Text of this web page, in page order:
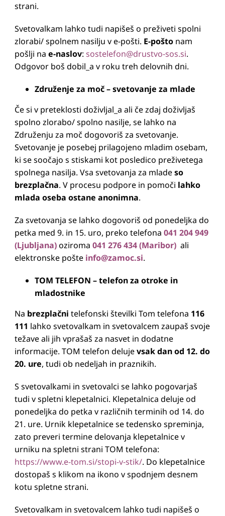
strani.
Svetovalkam lahko tudi napišeš o preživeti spolni
zlorabi/ spolnem nasilju v e-pošti. E-pošto nam
pošlji nae-naslov:sostelefon@drustvo-sos.si.
Odgovor boš dobil_a v roku treh delovnih dni.
Združenje za moč –svetovanje za mlade
Če si v preteklosti doživljal_a ali če zdaj doživljaš
spolno zlorabo/ spolno nasilje, se lahko na
Združenju za moč dogovoriš za svetovanje.
Svetovanje je posebej prilagojeno mladim osebam,
ki se soočajo s stiskami kot posledico preživetega
spolnega nasilja. Vsa svetovanja za mladeso
brezplačna. V procesu podpore in pomoči lahko
mlada oseba ostane anonimna.
Za svetovanja se lahko dogovoriš od ponedeljka do
petka med 9. in 15. uro, preko telefona041 204 949
(Ljubljana)oziroma041 276 434 (Maribor) ali
elektronske pošte info@zamoc.si.
TOM TELEFON – telefon za otroke in
mladostnike
Na brezplačni telefonski številki Tom telefona 116
111 lahko svetovalkam in svetovalcem zaupaš svoje
težave ali jih vprašaš za nasvet in dodatne
informacije. TOM telefon delujevsak dan od 12. do
20. ure, tudi ob nedeljah in praznikih.
S svetovalkami in svetovalci se lahko pogovarjaš
tudi v spletni klepetalnici. Klepetalnica deluje od
ponedeljka do petka v različnih terminih od 14. do
21. ure. Urnik klepetalnice se tedensko spreminja,
zato preveri termine delovanja klepetalnice v
urniku na spletni strani TOM telefona:
https://www.e-tom.si/stopi-v-stik/. Do klepetalnice
dostopaš s klikom na ikono v spodnjem desnem
kotu spletne strani.
Svetovalkam in svetovalcem lahko tudi napišeš o